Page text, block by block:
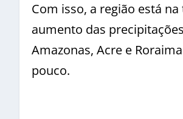
Com isso, a região está
aumento das
Amazonas, Acre e
pouco.